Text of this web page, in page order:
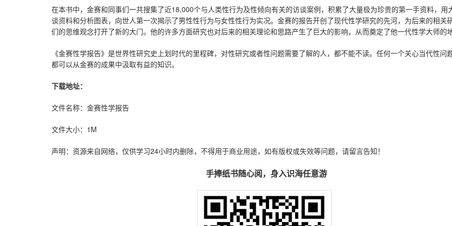
在本书中，金赛和同事们一共搜集了近18,000个与人类性行为及性倾向有关的访谈案例，积累了大量极为珍贵的第一手资料，用
谈资料和分析图表，向世人第一次揭示了男性性行为与女性性行为实况。金赛的报告开创了现代性学研究的先河，为后来的相关
们的思维观念打开了新的大门。他的许多方面研究也对后来的相关理论和思路产生了巨大的影响，从而奠定了他一代性学大师的地
《金赛性学报告》是世界性研究史上划时代的里程碑，对性研究或者性问题需要了解的人，都不能不读。任何一个关心当代性问题
都可以从金赛的成果中汲取有益的知识。
下载地址：
文件名称：金赛性学报告
文件大小：1M
声明：资源来自网络，仅供学习24小时内删除，不得用于商业用途，如有版权或失效等问题，请留言告知！
手捧纸书随心阅，身入识海任意游